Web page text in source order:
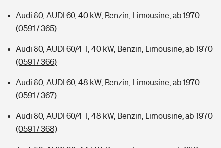
Audi 80, AUDI 60, 40 kW, Benzin, Limousine, ab 1970
(0591 / 365)
Audi 80, AUDI 60/4 T, 40 kW, Benzin, Limousine, ab 1970
(0591 / 366)
Audi 80, AUDI 60, 48 kW, Benzin, Limousine, ab 1970
(0591 / 367)
Audi 80, AUDI 60/4 T, 48 kW, Benzin, Limousine, ab 1970
(0591 / 368)